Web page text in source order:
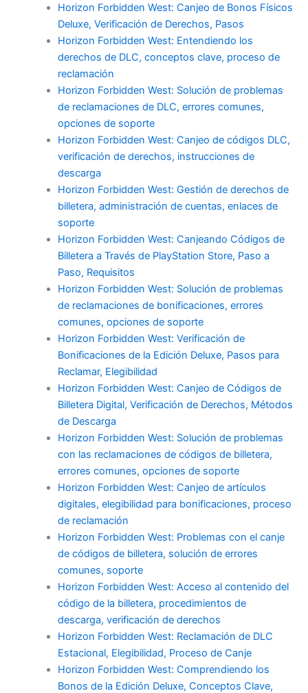
Horizon Forbidden West: Canjeo de Bonos Físicos
Deluxe, Verificación de Derechos, Pasos
Horizon Forbidden West: Entendiendo los
derechos de DLC, conceptos clave, proceso de
reclamación
Horizon Forbidden West: Solución de problemas
de reclamaciones de DLC, errores comunes,
opciones de soporte
Horizon Forbidden West: Canjeo de códigos DLC,
verificación de derechos, instrucciones de
descarga
Horizon Forbidden West: Gestión de derechos de
billetera, administración de cuentas, enlaces de
soporte
Horizon Forbidden West: Canjeando Códigos de
Billetera a Través de PlayStation Store, Paso a
Paso, Requisitos
Horizon Forbidden West: Solución de problemas
de reclamaciones de bonificaciones, errores
comunes, opciones de soporte
Horizon Forbidden West: Verificación de
Bonificaciones de la Edición Deluxe, Pasos para
Reclamar, Elegibilidad
Horizon Forbidden West: Canjeo de Códigos de
Billetera Digital, Verificación de Derechos, Métodos
de Descarga
Horizon Forbidden West: Solución de problemas
con las reclamaciones de códigos de billetera,
errores comunes, opciones de soporte
Horizon Forbidden West: Canjeo de artículos
digitales, elegibilidad para bonificaciones, proceso
de reclamación
Horizon Forbidden West: Problemas con el canje
de códigos de billetera, solución de errores
comunes, soporte
Horizon Forbidden West: Acceso al contenido del
código de la billetera, procedimientos de
descarga, verificación de derechos
Horizon Forbidden West: Reclamación de DLC
Estacional, Elegibilidad, Proceso de Canje
Horizon Forbidden West: Comprendiendo los
Bonos de la Edición Deluxe, Conceptos Clave,